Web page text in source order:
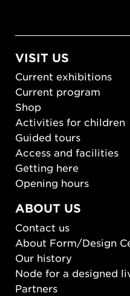
VISIT US
Current exhibitions
Current program
Shop
Activities for children
Guided tours
Access and facilities
Getting here
Opening hours
ABOUT US
Contact us
About Form/Design
Our history
Node for a designed
Partners